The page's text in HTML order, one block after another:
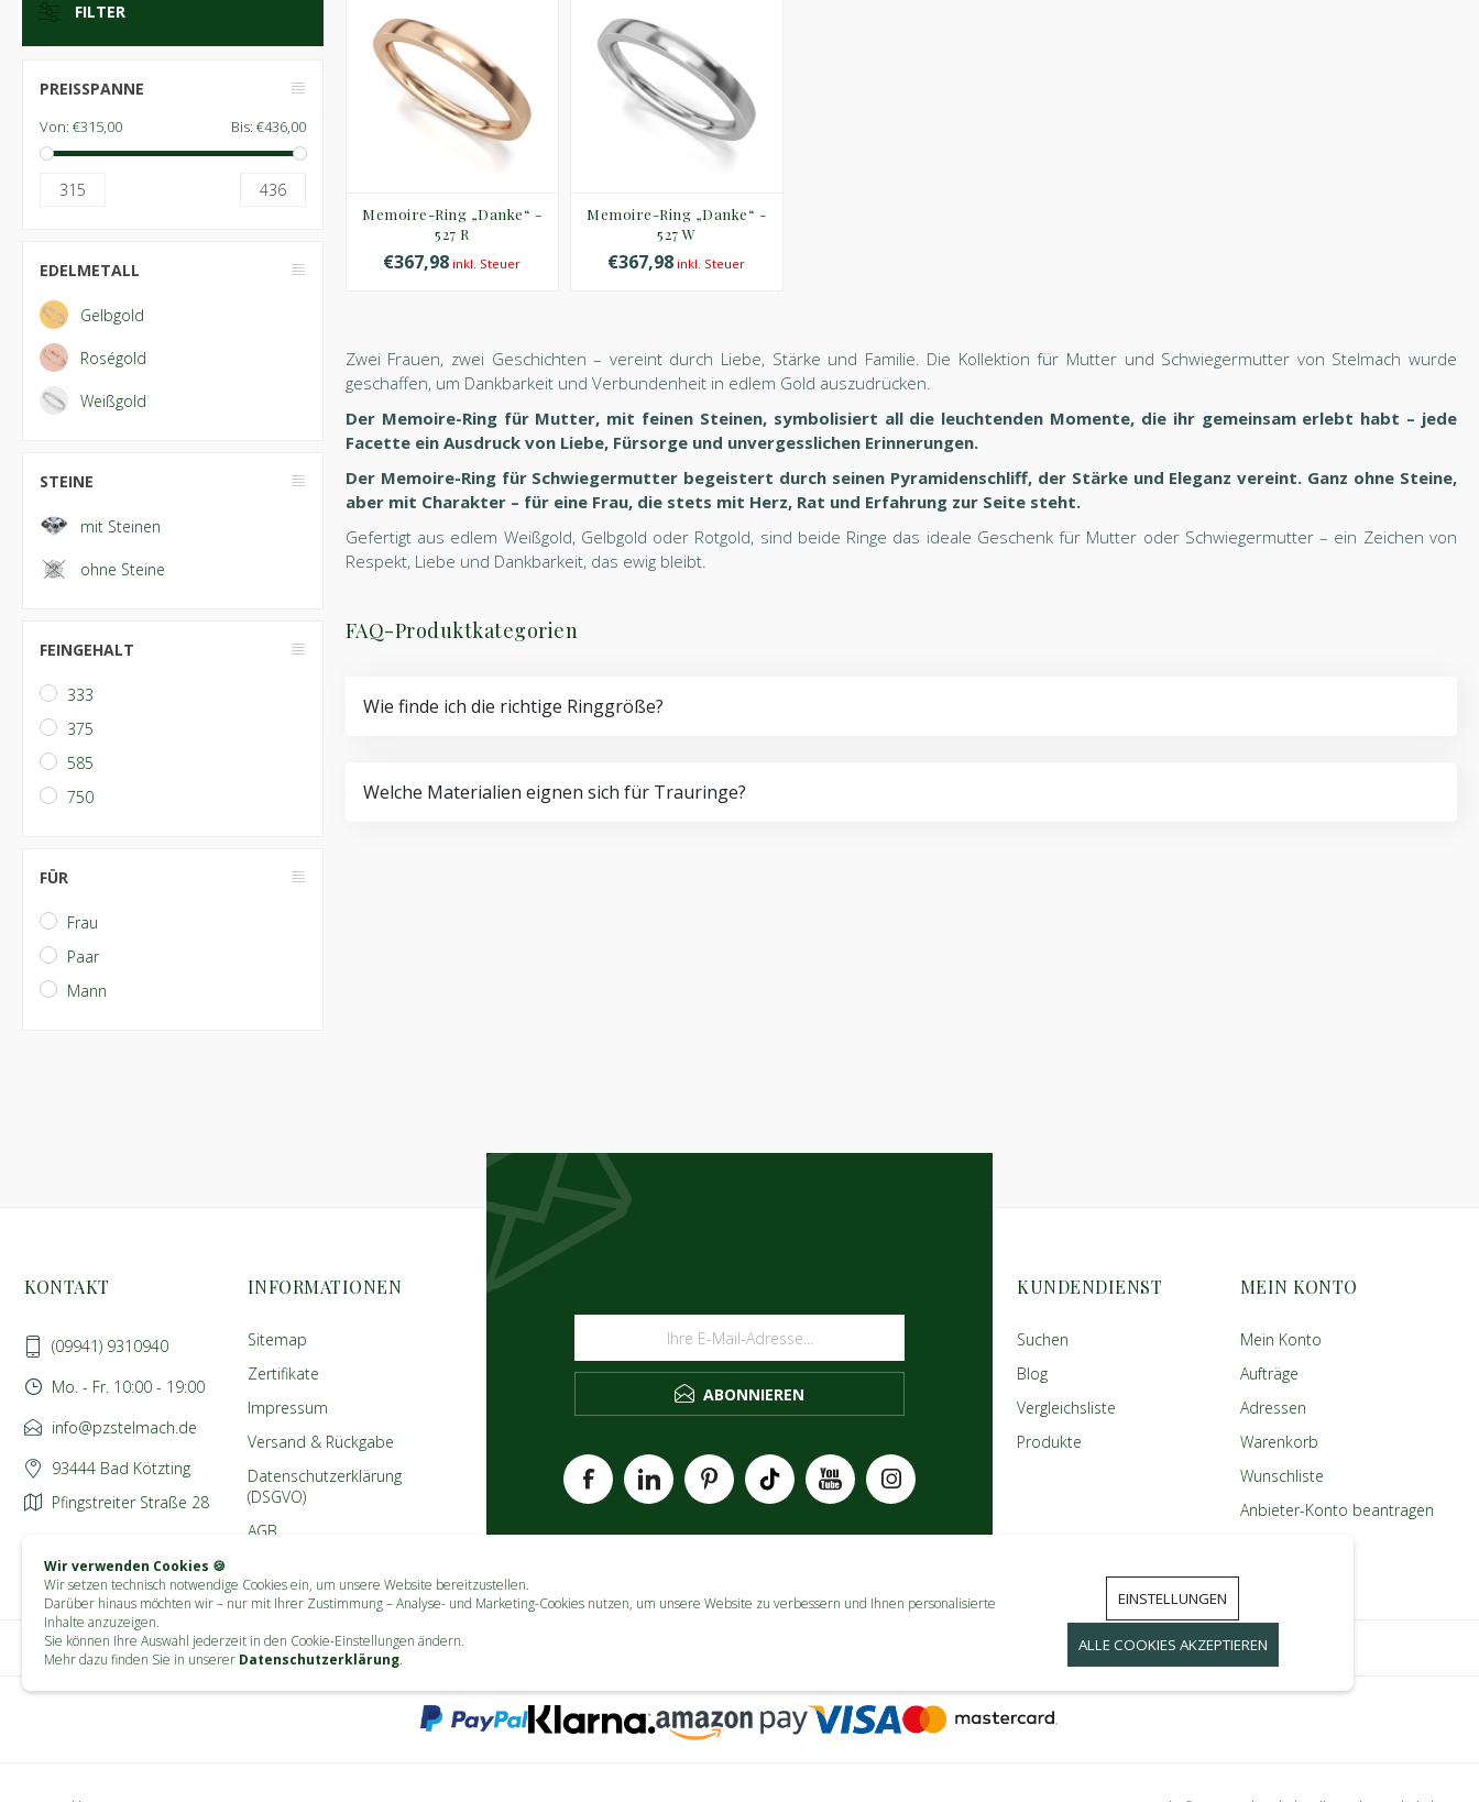
Memoire-Ring „Danke“ -
527 R
€367,98 inkl. Steuer
Memoire-Ring „Danke“ -
527 W
€367,98 inkl. Steuer
Zwei Frauen, zwei Geschichten – vereint durch Liebe, Stärke und Familie. Die Kollektion für Mutter und Schwiegermutter von Stelmach wurde
geschaffen, um Dankbarkeit und Verbundenheit in edlem Gold auszudrücken.
Der Memoire-Ring für Mutter, mit feinen Steinen, symbolisiert all die leuchtenden Momente, die ihr gemeinsam erlebt habt – jede
Facette ein Ausdruck von Liebe, Fürsorge und unvergesslichen Erinnerungen.
Der Memoire-Ring für Schwiegermutter begeistert durch seinen Pyramidenschliff, der Stärke und Eleganz vereint. Ganz ohne Steine,
aber mit Charakter – für eine Frau, die stets mit Herz, Rat und Erfahrung zur Seite steht.
Gefertigt aus edlem Weißgold, Gelbgold oder Rotgold, sind beide Ringe das ideale Geschenk für Mutter oder Schwiegermutter – ein Zeichen von
Respekt, Liebe und Dankbarkeit, das ewig bleibt.
FAQ-Produktkategorien
Wie finde ich die richtige Ringgröße?
Welche Materialien eignen sich für Trauringe?
FILTER
PREISSPANNE
Von: €315,00 Bis: €436,00
315 436
EDELMETALL
Gelbgold
Roségold
Weißgold
STEINE
mit Steinen
ohne Steine
FEINGEHALT
333
375
585
750
FÜR
Frau
Paar
Mann
Wir verwenden Cookies 🍪
Wir setzen technisch notwendige Cookies ein, um unsere Website bereitzustellen.
Darüber hinaus möchten wir – nur mit Ihrer Zustimmung – Analyse- und Marketing-Cookies nutzen, um unsere Website zu verbessern und Ihnen personalisierte
Inhalte anzuzeigen.
Sie können Ihre Auswahl jederzeit in den Cookie-Einstellungen ändern.
Mehr dazu finden Sie in unserer Datenschutzerklärung.
EINSTELLUNGEN
ALLE COOKIES AKZEPTIEREN
ABONNIEREN
KONTAKT
(09941) 9310940
Mo. - Fr. 10:00 - 19:00
info@pzstelmach.de
93444 Bad Kötzting
Pfingstreiter Straße 28
INFORMATIONEN
Sitemap
Zertifikate
Impressum
Versand & Rückgabe
Datenschutzerklärung
(DSGVO)
AGB
KUNDENDIENST
Suchen
Blog
Vergleichsliste
Produkte
MEIN KONTO
Mein Konto
Aufträge
Adressen
Warenkorb
Wunschliste
Anbieter-Konto beantragen